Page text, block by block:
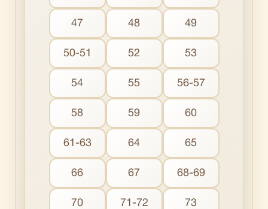
47 48 49
50-51 52 53
54 55 56-57
58 59 60
61-63 64 65
66 67 68-69
70 71-72 73